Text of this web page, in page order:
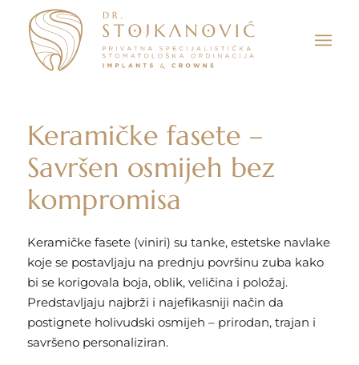
Keramičke fasete –
Savršen osmijeh bez
kompromisa
Keramičke fasete (viniri) su tanke, estetske navlake
koje se postavljaju na prednju površinu zuba kako
bi se korigovala boja, oblik, veličina i položaj.
Predstavljaju najbrži i najefikasniji način da
postignete holivudski osmijeh – prirodan, trajan i
savršeno personaliziran.